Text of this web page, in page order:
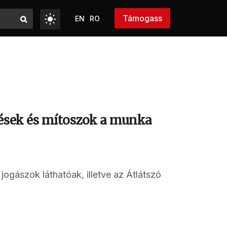
EN RO Támogass
és mítoszok a munka
láthatóak, illetve az Átlátszó